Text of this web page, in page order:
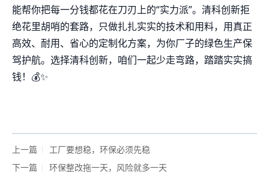
能帮你把每一分钱都花在刀刃上的“实力派”。清科创新拒
绝花里胡哨的套路，只做扎扎实实的技术和用料，用真正
高效、耐用、省心的定制化方案，为你厂子的绿色生产保
驾护航。选择清科创新，咱们一起少走弯路，踏踏实实搞
钱！💰✨
上一篇
工厂要想稳，环保必须先稳
下一篇
环保整改拖一天，风险就多一天